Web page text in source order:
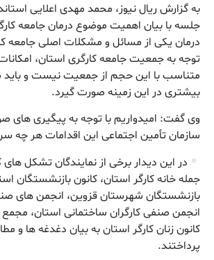
به گزارش ریال نیوز، محمد مهدی اعلایی
جلسه با بیان اهمیت موضوع درمان جامعه
درمان یکی از مسائل و مشکلات اصلی جامعه
توجه به جمعیت جامعه کارگری استان،
متناسب با این حجم از جمعیت نیست و باید
بیشتری در این زمینه صورت گیرد.
وی گفت: امیدواریم با توجه به پیگیری های
سازمان تأمین اجتماعی این اقدامات هر چه
در این دیدار برخی از نمایندگان تشکل های
جمله خانه کارگر استان، کانون بازنشستگان
بازنشستگان شهرستان قزوین، انجمن های
انجمن صنفی کارگران ساختمانی استان، مجمع
کانون زنان کارگر استان به بیان دغدغه ها و
پرداختند.